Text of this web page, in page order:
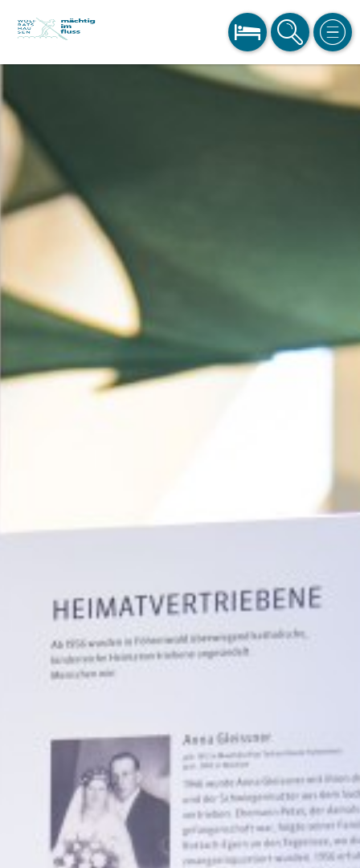
BUCHEN SUCHE MENÜ